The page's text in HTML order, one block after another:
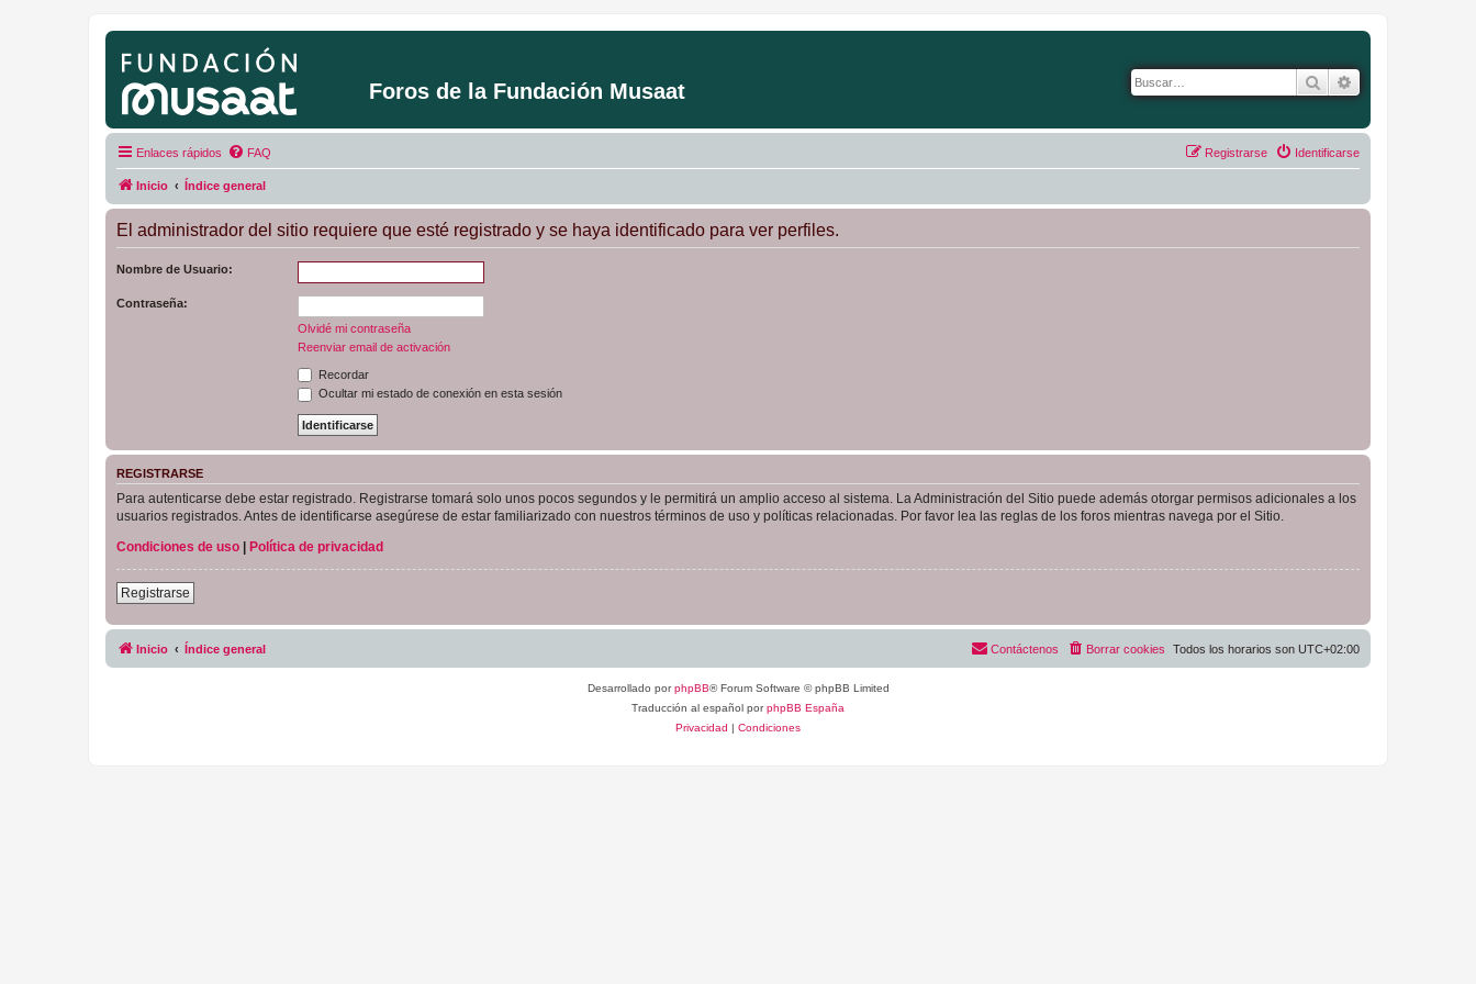
Foros de la Fundación Musaat Buscar
Enlaces rápidos FAQ Identificarse
Registrarse
Inicio Índice general
El administrador del sitio requiere que esté registrado y se haya identificado para ver perfiles.
Nombre de Usuario:
Contraseña:
Olvidé mi contraseña
Reenviar email de activación
Recordar
Ocultar mi estado de conexión en esta sesión
REGISTRARSE
Para autenticarse debe estar registrado. Registrarse tomará solo unos pocos segundos y le permitirá un amplio acceso al sistema. La Administración del Sitio puede además otorgar permisos adicionales a los
usuarios registrados. Antes de identificarse asegúrese de estar familiarizado con nuestros términos de uso y políticas relacionadas. Por favor lea las reglas de los foros mientras navega por el Sitio.
Condiciones de uso
Política de privacidad
Registrarse
Inicio Índice general Todos los horarios son UTC+02:00
Borrar cookies
Contáctenos
Desarrollado porphpBB® Forum Software © phpBB Limited
Traducción al español porphpBB España
Privacidad | Condiciones